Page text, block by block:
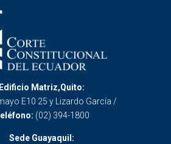
Edificio Matriz,Quito:
E10 25 y Lizardo García /
(02) 394-1800
Sede Guayaquil: